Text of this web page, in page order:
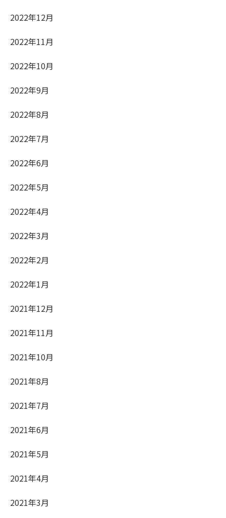
2022年12月
2022年11月
2022年10月
2022年9月
2022年8月
2022年7月
2022年6月
2022年5月
2022年4月
2022年3月
2022年2月
2022年1月
2021年12月
2021年11月
2021年10月
2021年8月
2021年7月
2021年6月
2021年5月
2021年4月
2021年3月